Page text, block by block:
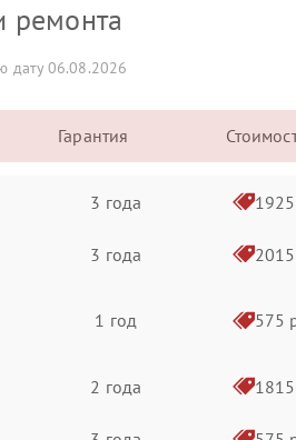
ремонта
дату 06.08.2026
Гарантия
3 года
3 года
1 год 575
2 года